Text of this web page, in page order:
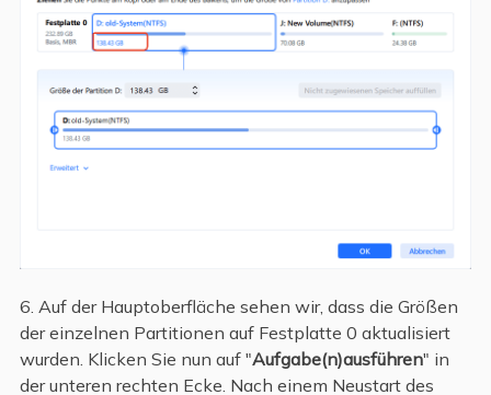
6. Auf der Hauptoberfläche sehen wir, dass die Größen
der einzelnen Partitionen auf Festplatte 0 aktualisiert
wurden. Klicken Sie nun auf "Aufgabe(n)ausführen" in
der unteren rechten Ecke. Nach einem Neustart des